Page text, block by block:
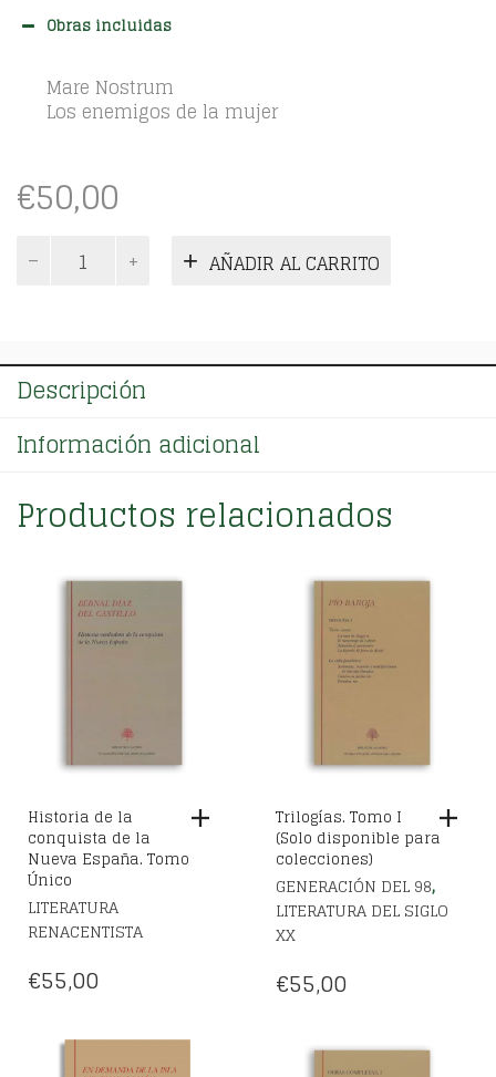
Obras incluidas
Mare Nostrum
Los enemigos de la mujer
€50,00
Novelas.
Tomo AÑADIR AL CARRITO
Descripción
Información adicional
Productos relacionados
Historia de la
conquista de la
Nueva España. Tomo
Único
LITERATURA
RENACENTISTA
€55,00
Trilogías. Tomo I
(Solo disponible para
colecciones)
GENERACIÓN DEL 98,
LITERATURA DEL SIGLO
XX
€55,00